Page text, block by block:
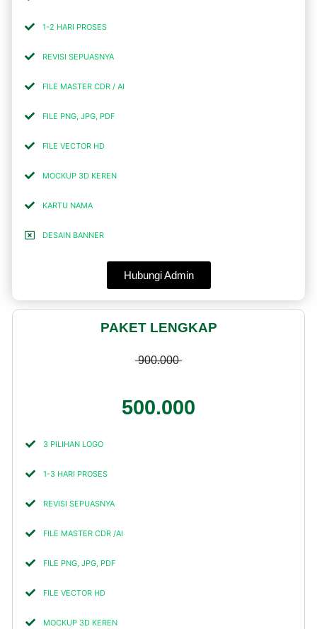
1-2 HARI PROSES
REVISI SEPUASNYA
FILE MASTER CDR / AI
FILE PNG, JPG, PDF
FILE VECTOR HD
MOCKUP 3D KEREN
KARTU NAMA
DESAIN BANNER
Hubungi Admin
PAKET LENGKAP
900.000
500.000
3 PILIHAN LOGO
1-3 HARI PROSES
REVISI SEPUASNYA
FILE MASTER CDR /AI
FILE PNG, JPG, PDF
FILE VECTOR HD
MOCKUP 3D KEREN